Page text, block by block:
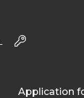
Application